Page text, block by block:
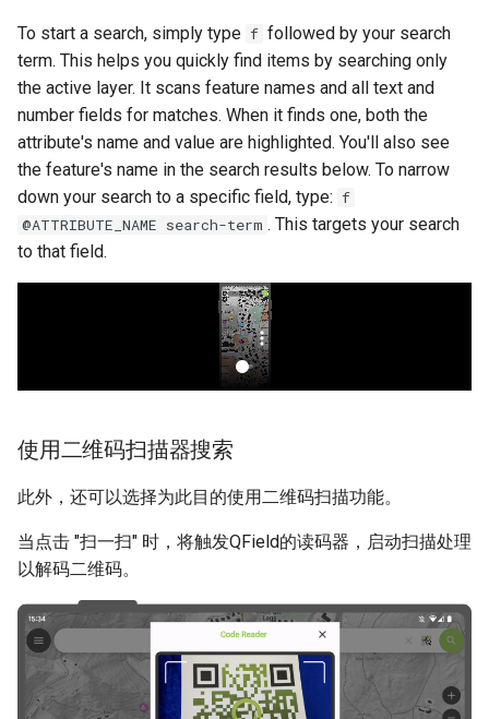
To start a search, simply type f followed by your search
term. This helps you quickly find items by searching only
the active layer. It scans feature names and all text and
number fields for matches. When it finds one, both the
attribute's name and value are highlighted. You'll also see
the feature's name in the search results below. To narrow
down your search to a specific field, type: f
@ATTRIBUTE_NAME search-term . This targets your search
to that field.
使用二维码扫描器搜索
此外，还可以选择为此目的使用二维码扫描功能。
当点击 "扫一扫" 时，将触发QField的读码器，启动扫描处理
以解码二维码。